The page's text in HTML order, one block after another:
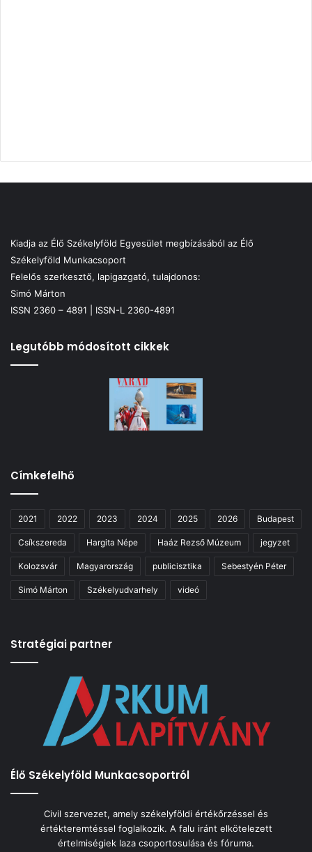
Kiadja az Élő Székelyföld Egyesület megbízásából az Élő
Székelyföld Munkacsoport
Felelős szerkesztő, lapigazgató, tulajdonos:
Simó Márton
ISSN 2360 – 4891 | ISSN-L 2360-4891
Legutóbb módosított cikkek
Címkefelhő
2021 2022 2023 2024 2025 2026 Budapest
Csíkszereda Hargita Népe Haáz Rezső Múzeum jegyzet
Kolozsvár Magyarország publicisztika Sebestyén Péter
Simó Márton Székelyudvarhely videó
Stratégiai partner
Élő Székelyföld Munkacsoportról
Civil szervezet, amely székelyföldi értékőrzéssel és
értékteremtéssel foglalkozik. A falu iránt elkötelezett
értelmiségiek laza csoportosulása és fóruma.